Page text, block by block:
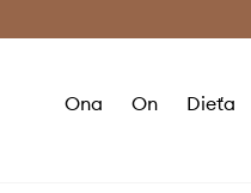
Ona On Dieťa